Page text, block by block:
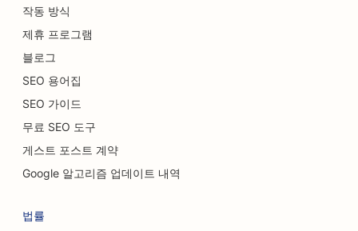
청소 서비스를 위한 SEO
카이로프랙틱 의사를 위한 SEO
고양이 카페를 위한 SEO
화학적 박피 서비스를 위한 SEO
의류 매장을 위한 SEO
작동 방식
제휴 프로그램
블로그
SEO 용어집
SEO 가이드
무료 SEO 도구
게스트 포스트 계약
Google 알고리즘 업데이트 내역
법률